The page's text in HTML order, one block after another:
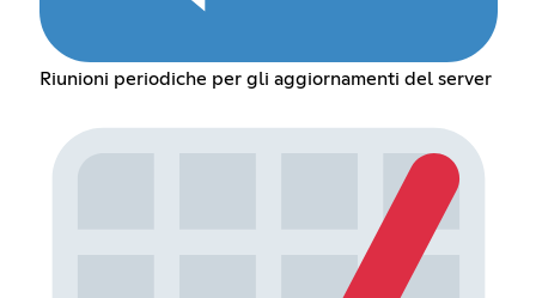
Riunioni periodiche per gli aggiornamenti del server